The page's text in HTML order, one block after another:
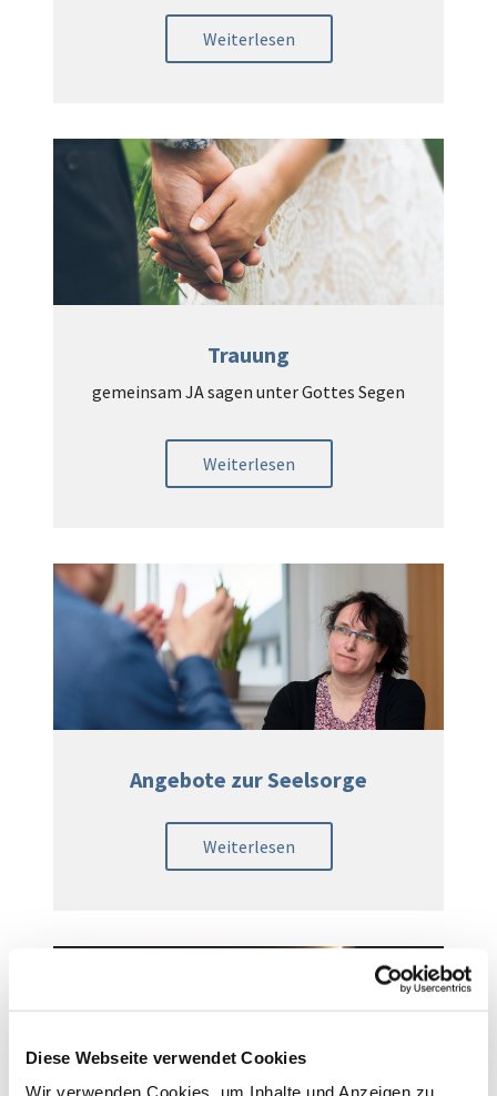
Diese Webseite verwendet Cookies
Wir verwenden Cookies, um Inhalte und Anzeigen zu
Weiterlesen
Trauung
gemeinsam JA sagen unter Gottes Segen
Weiterlesen
Angebote zur Seelsorge
Weiterlesen